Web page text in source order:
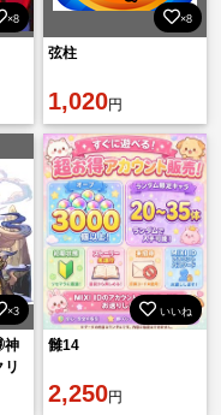
×8 ×8
弦柱
1,020円
×3
神
リ
いいね
雠14
2,250円